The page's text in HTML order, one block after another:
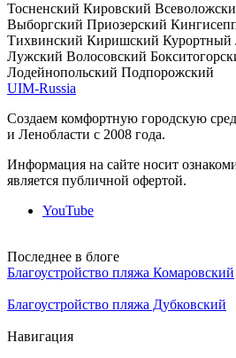
Тосненский Кировский
Выборгский Приозерский
Тихвинский Киришский Курортный
Лужский Волосовский
Лодейнопольский Подпорожский
UIM-Russia
Создаем комфортную городскую
и Ленобласти с 2008 года.
Информация на сайте носит
является публичной офертой.
YouTube
Последнее в блоге
Благоустройство пляжа Комаровский
Благоустройство пляжа Дубковский
Навигация